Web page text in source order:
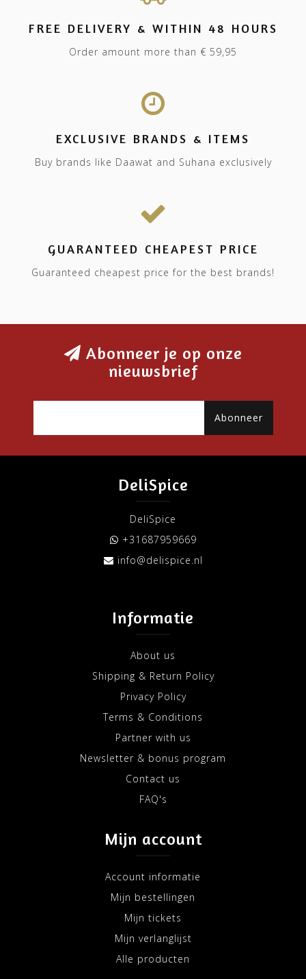
FREE DELIVERY & WITHIN 48 HOURS
Order amount more than € 59,95
EXCLUSIVE BRANDS & ITEMS
Buy brands like Daawat and Suhana exclusively
GUARANTEED CHEAPEST PRICE
Guaranteed cheapest price for the best brands!
Abonneer je op onze
nieuwsbrief
Abonneer
DeliSpice
DeliSpice
+31687959669
info@delispice.nl
Informatie
About us
Shipping & Return Policy
Privacy Policy
Terms & Conditions
Partner with us
Newsletter & bonus program
Contact us
FAQ's
Mijn account
Account informatie
Mijn bestellingen
Mijn tickets
Mijn verlanglijst
Alle producten